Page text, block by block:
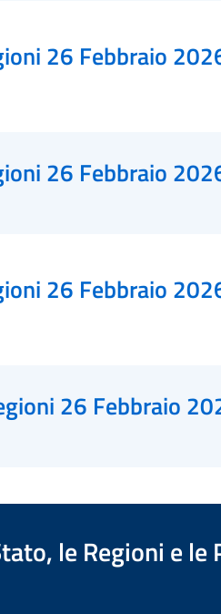
26 Febbraio
26 Febbraio
26 Febbraio
26 Febbraio
le Regioni e